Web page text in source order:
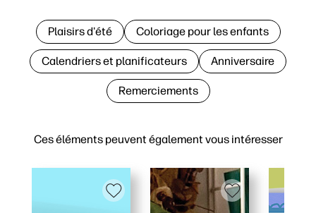
Ces éléments peuvent également vous intéresser
Plaisirs d'été Coloriage pour les enfants
Calendriers et planificateurs Anniversaire
Remerciements